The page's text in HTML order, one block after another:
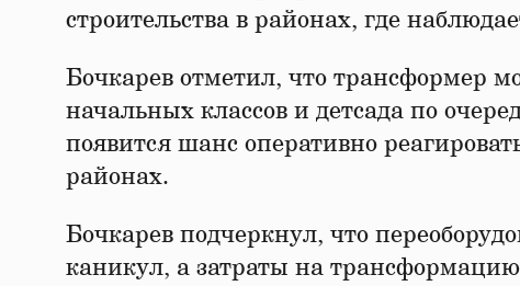
строительства в районах, где
Бочкарев отметил, что трансформер
начальных классов и детсада по
появится шанс оперативно
районах.
Бочкарев подчеркнул, что
каникул, а затраты на